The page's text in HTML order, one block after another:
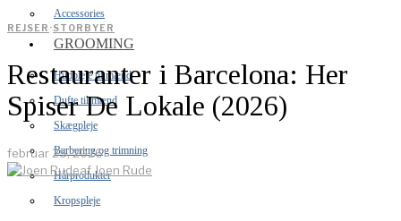
Accessories
GROOMING
Hudpleje til mænd
Dufte til mænd
Skægpleje
Barbering og trimning
Hårprodukter
Kropspleje
REJSER ·STORBYER
Restauranter i Barcelona: Her
Spiser De Lokale (2026)
februar 25, 2026
afJoen Rude